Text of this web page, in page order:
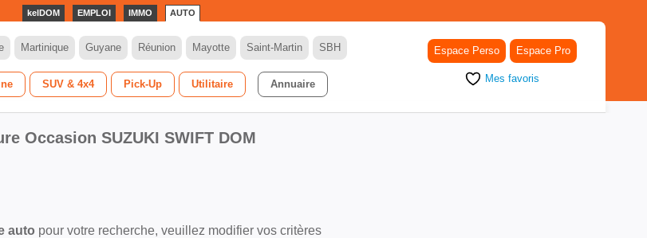
kelDOM EMPLOI IMMO AUTO
Martinique Guyane Réunion Mayotte Saint-Martin SBH
SUV & 4x4 Pick-Up Utilitaire Annuaire
Espace Perso Espace Pro
Mes favoris
Occasion SUZUKI SWIFT DOM
auto pour votre recherche, veuillez modifier vos critères